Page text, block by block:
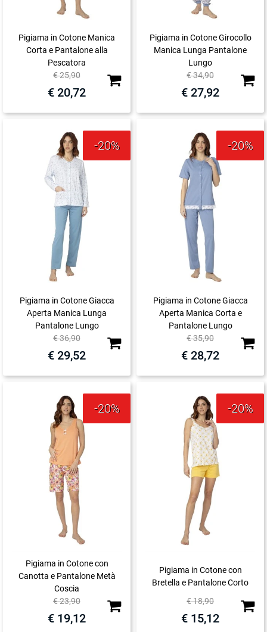
Pigiama in Cotone Manica
Corta e Pantalone alla
Pescatora
€ 25,90
€ 20,72
Quantità
Pigiama in Cotone Girocollo
Manica Lunga Pantalone
Lungo
€ 34,90
€ 27,92
Pigiama in Cotone Giacca
Aperta Manica Lunga
Pantalone Lungo
-20%
€ 36,90
€ 29,52
Quantità
Pigiama in Cotone Giacca
Aperta Manica Corta e
Pantalone Lungo
-20%
€ 35,90
€ 28,72
Pigiama in Cotone con
Canotta e Pantalone Metà
Coscia
-20%
€ 23,90
€ 19,12
Quantità
Pigiama in Cotone con
Bretella e Pantalone Corto
-20%
€ 18,90
€ 15,12